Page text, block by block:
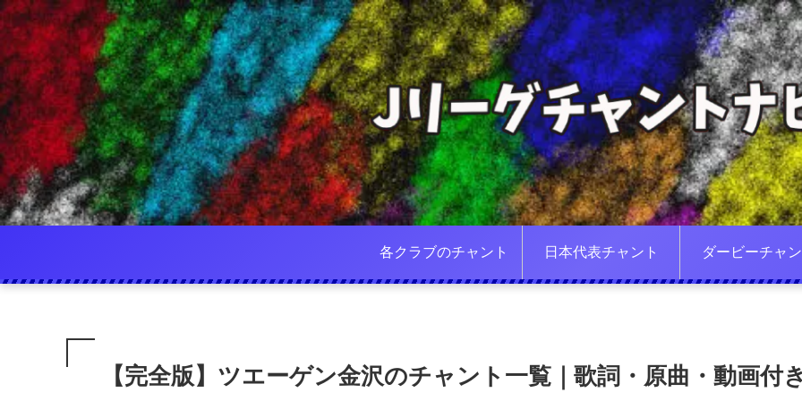
各クラブのチャント 日本代表チャント ダービーチャ
【完全版】ツエーゲン金沢のチャント一覧｜歌詞・原曲・動画付